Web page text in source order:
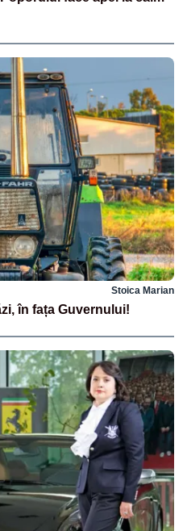
Stoica Marian
în fața Guvernului!